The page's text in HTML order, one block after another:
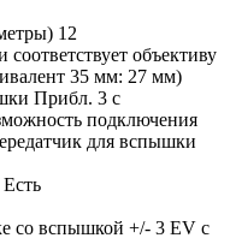
12
объективу
35 мм: 27 мм)
Прибл. 3 с
подключения
для вспышки
со вспышкой +/- 3 EV с